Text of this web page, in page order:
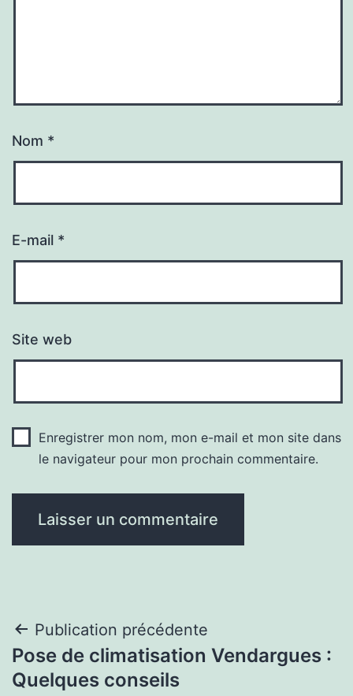
Nom *
E-mail *
Site web
Enregistrer mon nom, mon e-mail et mon site dans
le navigateur pour mon prochain commentaire.
Navigation
de
Publication précédente
Pose de climatisation Vendargues :
Quelques conseils